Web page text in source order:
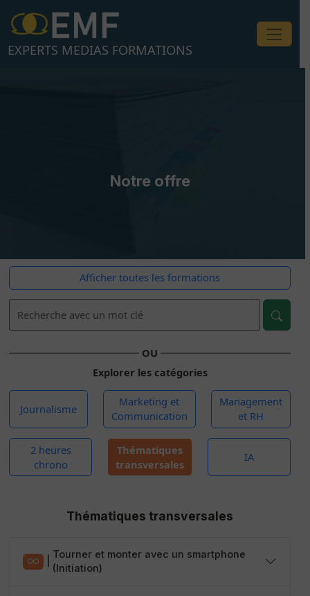
contenu
EXPERTS MEDIAS FORMATIONS
Notre offre
Afficher toutes les formations
OU
Explorer les catégories
Journalisme
Marketing et
Communication
Management
et RH
2 heures
chrono
Thématiques
transversales
IA
Thématiques transversales
Tourner et monter avec un smartphone
(Initiation)